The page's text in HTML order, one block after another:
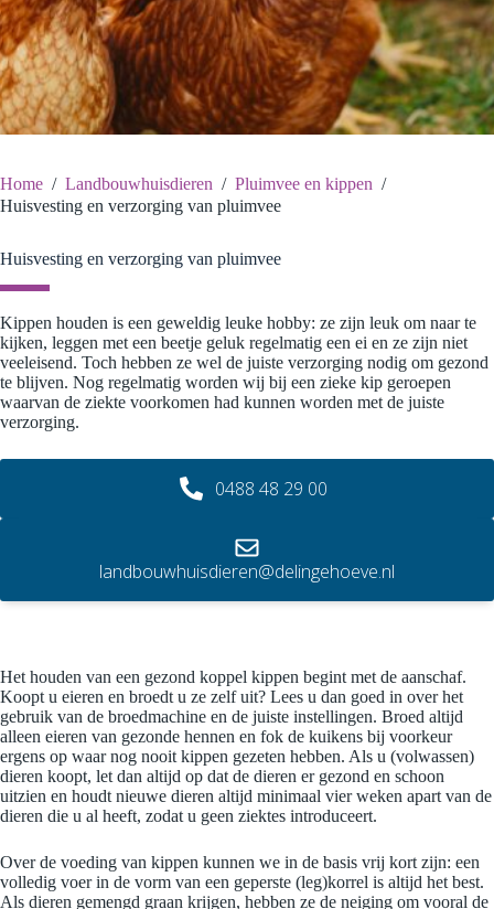
Home / Landbouwhuisdieren / Pluimvee en kippen /
Huisvesting en verzorging van pluimvee
Huisvesting en verzorging van pluimvee
Kippen houden is een geweldig leuke hobby: ze zijn leuk om naar te
kijken, leggen met een beetje geluk regelmatig een ei en ze zijn niet
veeleisend. Toch hebben ze wel de juiste verzorging nodig om gezond
te blijven. Nog regelmatig worden wij bij een zieke kip geroepen
waarvan de ziekte voorkomen had kunnen worden met de juiste
verzorging.
0488 48 29 00
landbouwhuisdieren@delingehoeve.nl
Het houden van een gezond koppel kippen begint met de aanschaf.
Koopt u eieren en broedt u ze zelf uit? Lees u dan goed in over het
gebruik van de broedmachine en de juiste instellingen. Broed altijd
alleen eieren van gezonde hennen en fok de kuikens bij voorkeur
ergens op waar nog nooit kippen gezeten hebben. Als u (volwassen)
dieren koopt, let dan altijd op dat de dieren er gezond en schoon
uitzien en houdt nieuwe dieren altijd minimaal vier weken apart van de
dieren die u al heeft, zodat u geen ziektes introduceert.
Over de voeding van kippen kunnen we in de basis vrij kort zijn: een
volledig voer in de vorm van een geperste (leg)korrel is altijd het best.
Als dieren gemengd graan krijgen, hebben ze de neiging om vooral de